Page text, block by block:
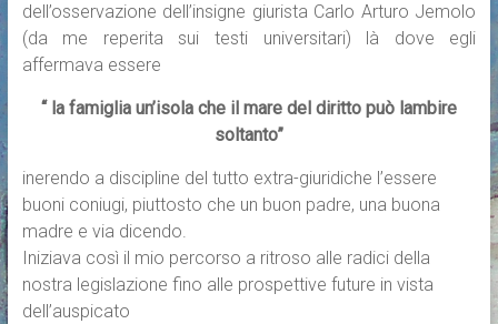
dell’osservazione dell’insigne giurista Carlo Arturo Jemolo
(da me reperita sui testi universitari) là dove egli
affermava essere
“ la famiglia un’isola che il mare del diritto può lambire
soltanto”
inerendo a discipline del tutto extra-giuridiche l’essere
buoni coniugi, piuttosto che un buon padre, una buona
madre e via dicendo.
Iniziava così il mio percorso a ritroso alle radici della
nostra legislazione fino alle prospettive future in vista
dell’auspicato